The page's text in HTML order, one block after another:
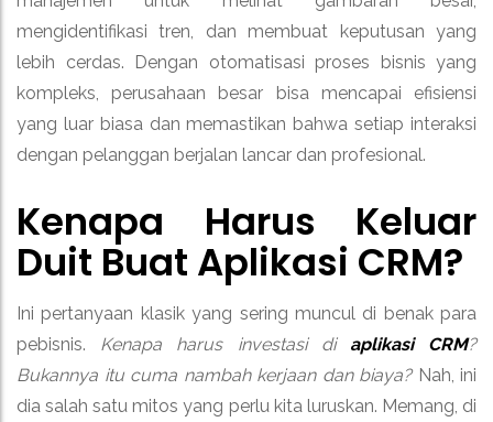
mengidentifikasi tren, dan membuat keputusan yang
lebih cerdas. Dengan otomatisasi proses bisnis yang
kompleks, perusahaan besar bisa mencapai efisiensi
yang luar biasa dan memastikan bahwa setiap interaksi
dengan pelanggan berjalan lancar dan profesional.
Kenapa Harus Keluar
Duit Buat Aplikasi CRM?
Ini pertanyaan klasik yang sering muncul di benak para
pebisnis. Kenapa harus investasi di aplikasi CRM?
Bukannya itu cuma nambah kerjaan dan biaya?Nah, ini
dia salah satu mitos yang perlu kita luruskan. Memang, di